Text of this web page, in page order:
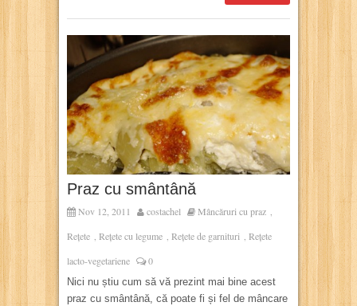
Praz cu smântână
Nov 12, 2011 costachel Mâncăruri cu praz ,
Rețete , Rețete cu legume , Rețete de garnituri , Rețete
lacto-vegetariene
0
Nici nu știu cum să vă prezint mai bine acest
praz cu smântână, că poate fi și fel de mâncare